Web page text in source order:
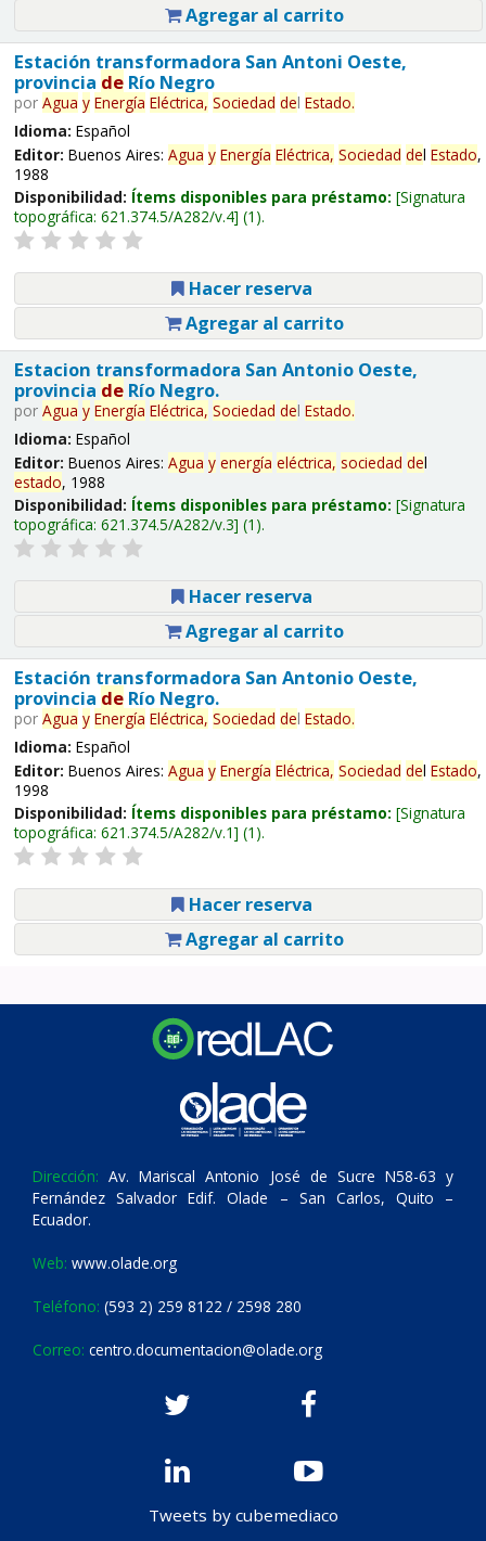
Agregar al carrito
Estación transformadora San Antoni Oeste,
provincia deRío Negro
por Agua y Energía Eléctrica, Sociedad del Estado.
Idioma: Español
Editor: Buenos Aires: Agua y Energía Eléctrica, Sociedad del Estado,
1988
Disponibilidad: Ítems disponibles para préstamo: Signatura
topográfica: 621.374.5/A282/v.4 (1).
Hacer reserva
Agregar al carrito
Estacion transformadora San Antonio Oeste,
provincia deRío Negro.
por Agua y Energía Eléctrica, Sociedad del Estado.
Idioma: Español
Editor: Buenos Aires: Agua y energía eléctrica, sociedad del
estado, 1988
Disponibilidad: Ítems disponibles para préstamo: Signatura
topográfica: 621.374.5/A282/v.3 (1).
Hacer reserva
Agregar al carrito
Estación transformadora San Antonio Oeste,
provincia deRío Negro.
por Agua y Energía Eléctrica, Sociedad del Estado.
Idioma: Español
Editor: Buenos Aires: Agua y Energía Eléctrica, Sociedad del Estado,
1998
Disponibilidad: Ítems disponibles para préstamo: Signatura
topográfica: 621.374.5/A282/v.1 (1).
Hacer reserva
Agregar al carrito
Dirección: Av. Mariscal Antonio José de Sucre N58-63 y
Fernández Salvador Edif. Olade – San Carlos, Quito –
Ecuador.
Web: www.olade.org
Teléfono: (593 2) 259 8122 / 2598 280
Correo: centro.documentacion@olade.org
Tweets by cubemediaco